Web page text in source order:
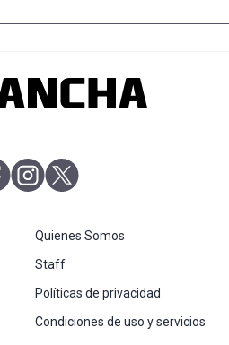
abre en nueva pestaña
abre en nueva pestaña
pestaña
pestaña
pestaña
en nueva pestaña
Quienes Somos
Staff
Políticas de privacidad
Condiciones de uso y servicios